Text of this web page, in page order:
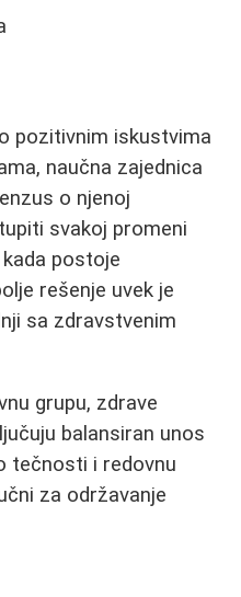
pozitivnim iskustvima
naučna zajednica
o njenoj
svakoj promeni
postoje
rešenje uvek je
sa zdravstvenim
grupu, zdrave
balansiran unos
tečnosti i redovnu
za održavanje